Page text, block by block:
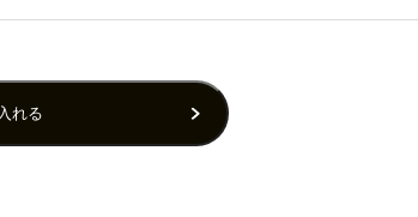
れる